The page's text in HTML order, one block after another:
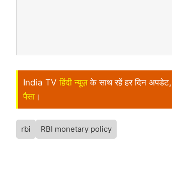
India TV हिंदी न्यूज़ के साथ रहें हर दिन अपडेट,
पैसा ।
rbi RBI monetary policy